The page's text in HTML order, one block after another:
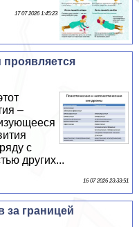
17 07 2026 1:45:23
проявляется
–
с
других...
16 07 2026 23:33:51
границей